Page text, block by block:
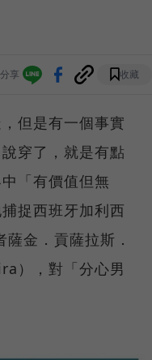
分享 收藏
但是有一個事實
穿了，就是有點
「有價值但無
捉西班牙加利西
金．貢薩拉斯．
），對「分心男